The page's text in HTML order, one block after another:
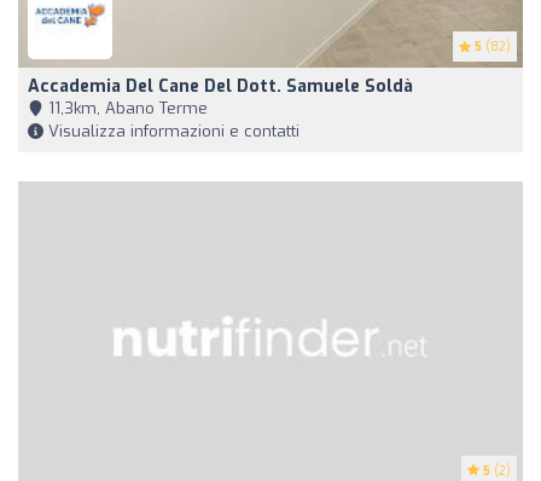
5 (82)
Accademia Del Cane Del Dott. Samuele Soldà
11,3km, Abano Terme
Visualizza informazioni e contatti
5 (2)